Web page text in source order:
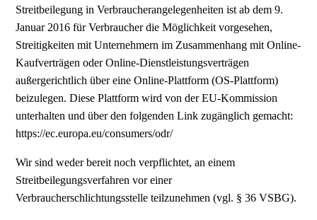
Streitbeilegung in Verbraucherangelegenheiten ist ab dem 9.
Januar 2016 für Verbraucher die Möglichkeit vorgesehen,
Streitigkeiten mit Unternehmern im Zusammenhang mit Online-
Kaufverträgen oder Online-Dienstleistungsverträgen
außergerichtlich über eine Online-Plattform (OS-Plattform)
beizulegen. Diese Plattform wird von der EU-Kommission
unterhalten und über den folgenden Link zugänglich gemacht:
https://ec.europa.eu/consumers/odr/
Wir sind weder bereit noch verpflichtet, an einem
Streitbeilegungsverfahren vor einer
Verbraucherschlichtungsstelle teilzunehmen (vgl. § 36 VSBG).